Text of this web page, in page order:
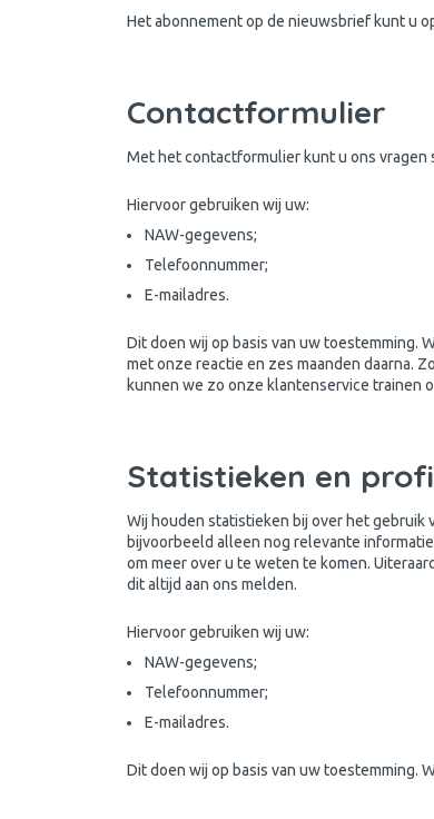
Het abonnement op de nieuwsbrief kunt u
Contactformulier
Met het contactformulier kunt u ons vragen
Hiervoor gebruiken wij uw:
NAW-gegevens;
Telefoonnummer;
E-mailadres.
Dit doen wij op basis van uw toestemming.
met onze reactie en zes maanden daarna.
kunnen we zo onze klantenservice trainen
Statistieken en
Wij houden statistieken bij over het
bijvoorbeeld alleen nog relevante
om meer over u te weten te komen.
dit altijd aan ons melden.
Hiervoor gebruiken wij uw:
NAW-gegevens;
Telefoonnummer;
E-mailadres.
Dit doen wij op basis van uw toestemming.